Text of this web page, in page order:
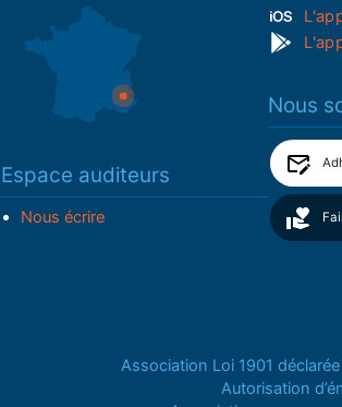
Espace auditeurs
Nous écrire
Nous
Association Loi 1901
Autorisation